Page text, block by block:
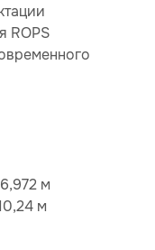
ROPS
м
м